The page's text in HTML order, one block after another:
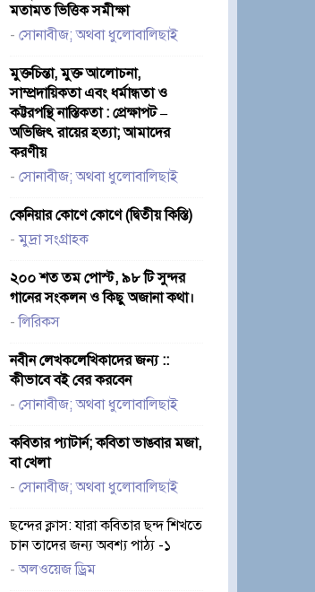
মতামত ভিত্তিক সমীক্ষা
- সোনাবীজ; অথবা ধুলোবালিছাই
মুক্তচিন্তা, মুক্ত আলোচনা,
সাম্প্রদায়িকতা এবং ধর্মান্ধতা ও
কট্টরপন্থি নাস্তিকতা : প্রেক্ষাপট –
অভিজিৎ রায়ের হত্যা; আমাদের
করণীয়
- সোনাবীজ; অথবা ধুলোবালিছাই
কেনিয়ার কোণে কোণে (দ্বিতীয় কিস্তি)
-মুদ্রা সংগ্রাহক
২০০ শত তম পোস্ট, ৯৮ টি সুন্দর
গানের সংকলন ও কিছু অজানা কথা।
-লিরিকস
নবীন লেখকলেখিকাদের জন্য ::
কীভাবে বই বের করবেন
- সোনাবীজ; অথবা ধুলোবালিছাই
কবিতার প্যাটার্ন; কবিতা ভাঙবার মজা,
বা খেলা
- সোনাবীজ; অথবা ধুলোবালিছাই
ছন্দের ক্লাস: যারা কবিতার ছন্দ শিখতে
চান তাদের জন্য অবশ্য পাঠ্য -১
-অলওয়েজ ড্রিম